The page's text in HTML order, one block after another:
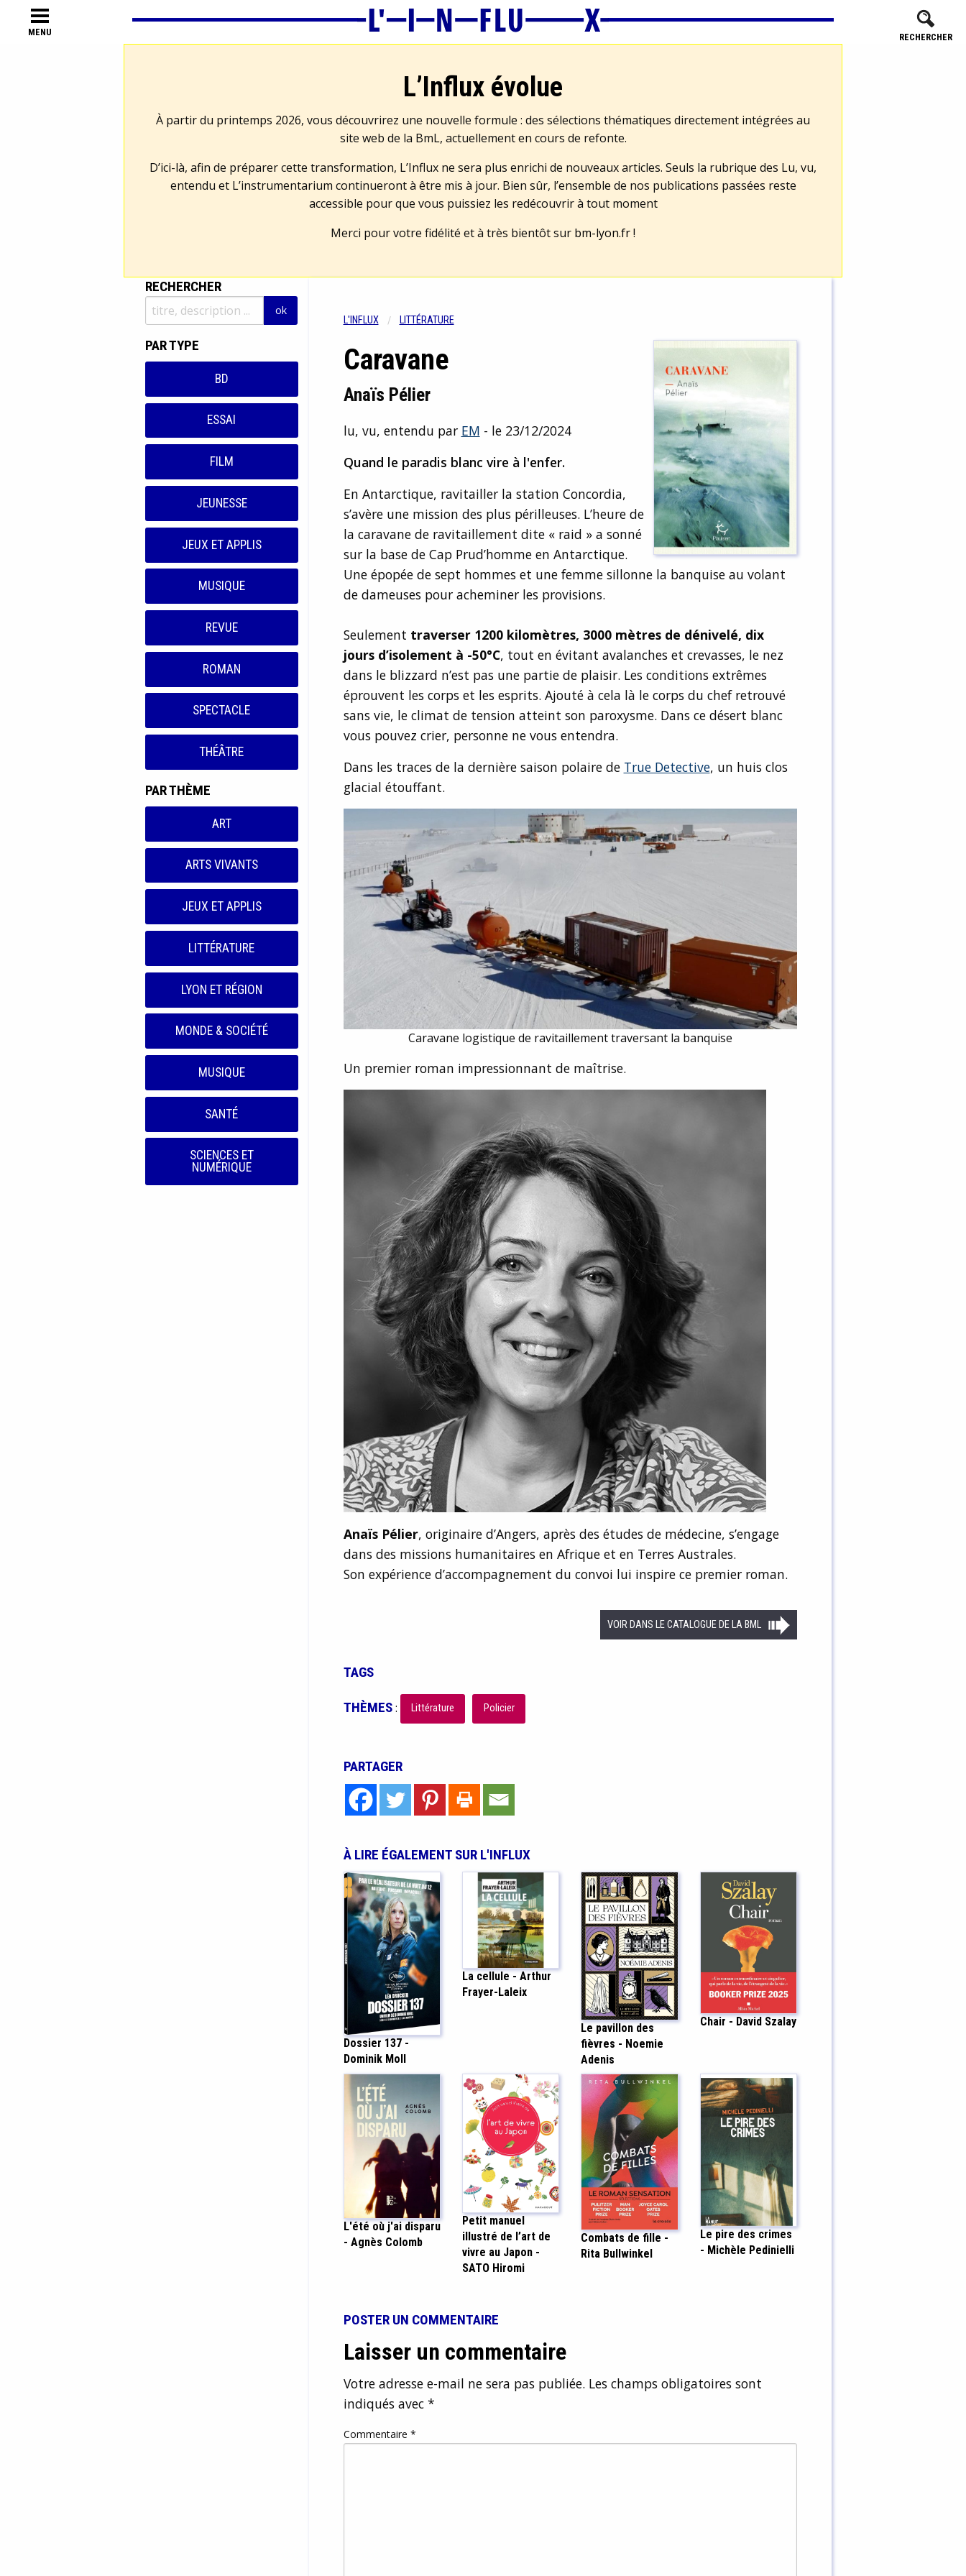
MENU RECHERCHER
L’Influx évolue
À partir du printemps 2026, vous découvrirez une nouvelle formule : des sélections thématiques directement intégrées au
site web de la BmL, actuellement en cours de refonte.
D’ici-là, afin de préparer cette transformation, L’Influx ne sera plus enrichi de nouveaux articles. Seuls la rubrique des Lu, vu,
entendu et L’instrumentarium continueront à être mis à jour. Bien sûr, l’ensemble de nos publications passées reste
accessible pour que vous puissiez les redécouvrir à tout moment
Merci pour votre fidélité et à très bientôt sur bm-lyon.fr!
RECHERCHER
PAR TYPE
BD
ESSAI
FILM
JEUNESSE
JEUX ET APPLIS
MUSIQUE
REVUE
ROMAN
SPECTACLE
THÉÂTRE
PAR THÈME
ART
ARTS VIVANTS
JEUX ET APPLIS
LITTÉRATURE
LYON ET RÉGION
MONDE & SOCIÉTÉ
MUSIQUE
SANTÉ
SCIENCES ET
NUMÉRIQUE
L'INFLUX LITTÉRATURE
Caravane
Anaïs Pélier
lu, vu, entendu par EM - le 23/12/2024
Quand le paradis blanc vire à l'enfer.
En Antarctique, ravitailler la station Concordia,
s’avère une mission des plus périlleuses. L’heure de
la caravane de ravitaillement dite « raid » a sonné
sur la base de Cap Prud’homme en Antarctique.
Une épopée de sept hommes et une femme sillonne la banquise au volant
de dameuses pour acheminer les provisions.
Seulement traverser 1200 kilomètres, 3000 mètres de dénivelé, dix
jours d’isolement à -50°C, tout en évitant avalanches et crevasses, le nez
dans le blizzard n’est pas une partie de plaisir. Les conditions extrêmes
éprouvent les corps et les esprits. Ajouté à cela là le corps du chef retrouvé
sans vie, le climat de tension atteint son paroxysme. Dans ce désert blanc
vous pouvez crier, personne ne vous entendra.
Dans les traces de la dernière saison polaire de True Detective, un huis clos
glacial étouffant.
Caravane logistique de ravitaillement traversant la banquise
Un premier roman impressionnant de maîtrise.
Anaïs Pélier, originaire d’Angers, après des études de médecine, s’engage
dans des missions humanitaires en Afrique et en Terres Australes.
Son expérience d’accompagnement du convoi lui inspire ce premier roman.
VOIR DANS LE CATALOGUE DE LA BML
TAGS
THÈMES: Littérature Policier
PARTAGER
À LIRE ÉGALEMENT SUR L'INFLUX
Dossier 137 -
Dominik Moll
La cellule - Arthur
Frayer-Laleix
Le pavillon des
fièvres - Noemie
Adenis
Chair - David Szalay
L'été où j'ai disparu
- Agnès Colomb
Petit manuel
illustré de l’art de
vivre au Japon -
SATO Hiromi
Combats de fille -
Rita Bullwinkel
Le pire des crimes
- Michèle Pedinielli
POSTER UN COMMENTAIRE
Laisser un commentaire
Votre adresse e-mail ne sera pas publiée. Les champs obligatoires sont
indiqués avec *
Commentaire *